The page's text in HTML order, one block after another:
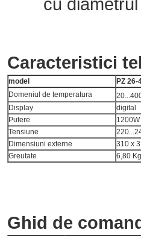
Caracteristici
model
PZ 26-
Domeniul de temperatura
Display
digital
Putere
1200W
Tensiune
Dimensiuni externe
310 x
Greutate
6,80 Kg
Ghid de